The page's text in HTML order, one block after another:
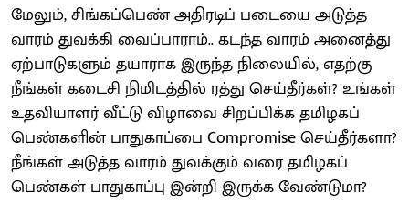
மேலும், சிங்கப்பெண் அதிரடிப் படையை அடுத்த
வாரம் துவக்கி வைப்பாராம்.. கடந்த வாரம் அனைத்து
ஏற்பாடுகளும் தயாராக இருந்த நிலையில், எதற்கு
நீங்கள் கடைசி நிமிடத்தில் ரத்து செய்தீர்கள்? உங்கள்
உதவியாளர் வீட்டு விழாவை சிறப்பிக்க தமிழகப்
பெண்களின் பாதுகாப்பை Compromise செய்தீர்களா?
நீங்கள் அடுத்த வாரம் துவக்கும் வரை தமிழகப்
பெண்கள் பாதுகாப்பு இன்றி இருக்க வேண்டுமா?